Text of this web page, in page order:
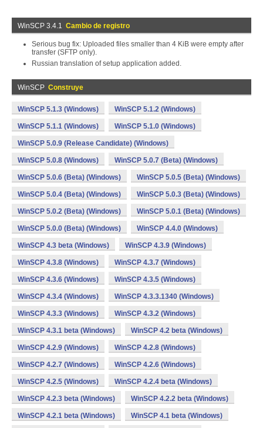
WinSCP 3.4.1 Cambio de registro
Serious bug fix: Uploaded files smaller than 4 KiB were empty after
transfer (SFTP only).
Russian translation of setup application added.
WinSCP Construye
WinSCP 5.1.3 (Windows) WinSCP 5.1.2 (Windows)
WinSCP 5.1.1 (Windows) WinSCP 5.1.0 (Windows)
WinSCP 5.0.9 (Release Candidate) (Windows)
WinSCP 5.0.8 (Windows) WinSCP 5.0.7 (Beta) (Windows)
WinSCP 5.0.6 (Beta) (Windows) WinSCP 5.0.5 (Beta) (Windows)
WinSCP 5.0.4 (Beta) (Windows) WinSCP 5.0.3 (Beta) (Windows)
WinSCP 5.0.2 (Beta) (Windows) WinSCP 5.0.1 (Beta) (Windows)
WinSCP 5.0.0 (Beta) (Windows) WinSCP 4.4.0 (Windows)
WinSCP 4.3 beta (Windows) WinSCP 4.3.9 (Windows)
WinSCP 4.3.8 (Windows) WinSCP 4.3.7 (Windows)
WinSCP 4.3.6 (Windows) WinSCP 4.3.5 (Windows)
WinSCP 4.3.4 (Windows) WinSCP 4.3.3.1340 (Windows)
WinSCP 4.3.3 (Windows) WinSCP 4.3.2 (Windows)
WinSCP 4.3.1 beta (Windows) WinSCP 4.2 beta (Windows)
WinSCP 4.2.9 (Windows) WinSCP 4.2.8 (Windows)
WinSCP 4.2.7 (Windows) WinSCP 4.2.6 (Windows)
WinSCP 4.2.5 (Windows) WinSCP 4.2.4 beta (Windows)
WinSCP 4.2.3 beta (Windows) WinSCP 4.2.2 beta (Windows)
WinSCP 4.2.1 beta (Windows) WinSCP 4.1 beta (Windows)